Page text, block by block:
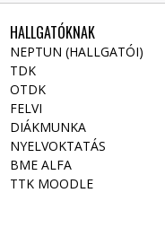
HALLGATÓKNAK
NEPTUN (HALLGATÓI)
TDK
OTDK
FELVI
DIÁKMUNKA
NYELVOKTATÁS
BME ALFA
TTK MOODLE